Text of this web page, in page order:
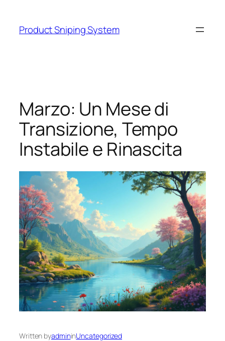
content
Product Sniping System
Marzo: Un Mese di
Transizione, Tempo
Instabile e Rinascita
Written byadmininUncategorized